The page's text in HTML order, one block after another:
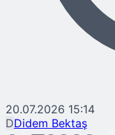
20.07.2026 15:14
DDidem Bektaş